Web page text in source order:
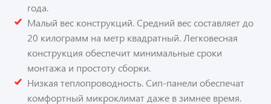
года.
Малый вес конструкций. Средний вес составляет до
20 килограмм на метр квадратный. Легковесная
конструкция обеспечит минимальные сроки
монтажа и простоту сборки.
Низкая теплопроводность. Сип-панели обеспечат
комфортный микроклимат даже в зимнее время.